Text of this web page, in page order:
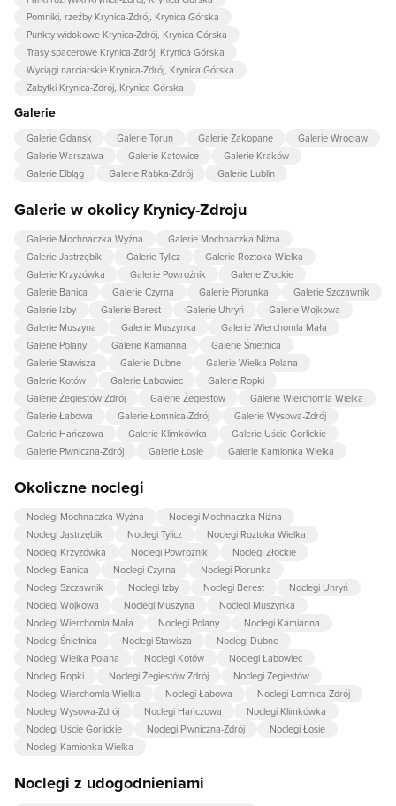
Pomniki, rzeźby Krynica-Zdrój, Krynica Górska
Punkty widokowe Krynica-Zdrój, Krynica Górska
Trasy spacerowe Krynica-Zdrój, Krynica Górska
Wyciągi narciarskie Krynica-Zdrój, Krynica Górska
Zabytki Krynica-Zdrój, Krynica Górska
Galerie
Galerie Gdańsk Galerie Toruń Galerie Zakopane
Galerie Wrocław
Galerie Warszawa
Galerie Katowice
Galerie Kraków
Galerie Elbląg
Galerie Rabka-Zdrój Galerie Lublin
Galerie w okolicy Krynicy-Zdroju
Galerie Mochnaczka Wyżna
Galerie Mochnaczka Niżna
Galerie Jastrzębik
Galerie Tylicz
Galerie Roztoka Wielka
Galerie Krzyżówka
Galerie Powroźnik
Galerie Złockie
Galerie Banica
Galerie Czyrna Galerie Piorunka
Galerie Szczawnik
Galerie Izby
Galerie Berest Galerie Uhryń
Galerie Wojkowa
Galerie Muszyna
Galerie Muszynka
Galerie Wierchomla Mała
Galerie Polany
Galerie Kamianna
Galerie Śnietnica
Galerie Stawisza
Galerie Dubne
Galerie Wielka Polana
Galerie Kotów
Galerie Łabowiec
Galerie Ropki
Galerie Żegiestów Zdrój
Galerie Żegiestów
Galerie Wierchomla Wielka
Galerie Łabowa
Galerie Łomnica-Zdrój
Galerie Wysowa-Zdrój
Galerie Hańczowa
Galerie Klimkówka
Galerie Uście Gorlickie
Galerie Piwniczna-Zdrój
Galerie Łosie Galerie Kamionka Wielka
Okoliczne noclegi
Noclegi Mochnaczka Wyżna
Noclegi Mochnaczka Niżna
Noclegi Jastrzębik
Noclegi Tylicz
Noclegi Roztoka Wielka
Noclegi Krzyżówka
Noclegi Powroźnik
Noclegi Złockie
Noclegi Banica
Noclegi Czyrna
Noclegi Piorunka
Noclegi Szczawnik
Noclegi Izby Noclegi Berest
Noclegi Uhryń
Noclegi Wojkowa
Noclegi Muszyna
Noclegi Muszynka
Noclegi Wierchomla Mała
Noclegi Polany
Noclegi Kamianna
Noclegi Śnietnica
Noclegi Stawisza
Noclegi Dubne
Noclegi Wielka Polana
Noclegi Kotów
Noclegi Łabowiec
Noclegi Ropki
Noclegi Żegiestów Zdrój
Noclegi Żegiestów
Noclegi Wierchomla Wielka
Noclegi Łabowa
Noclegi Łomnica-Zdrój
Noclegi Wysowa-Zdrój
Noclegi Hańczowa
Noclegi Klimkówka
Noclegi Uście Gorlickie
Noclegi Piwniczna-Zdrój
Noclegi Łosie
Noclegi Kamionka Wielka
Noclegi z udogodnieniami